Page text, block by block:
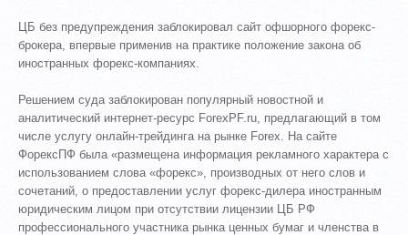
ЦБ без предупреждения заблокировал сайт офшорного форекс-
брокера, впервые применив на практике положение закона об
иностранных форекс-компаниях.
Решением суда заблокирован популярный новостной и
аналитический интернет-ресурс ForexPF.ru, предлагающий в том
числе услугу онлайн-трейдинга на рынке Forex. На сайте
ФорексПФ была «размещена информация рекламного характера с
использованием слова «форекс», производных от него слов и
сочетаний, о предоставлении услуг форекс-дилера иностранным
юридическим лицом при отсутствии лицензии ЦБ РФ
профессионального участника рынка ценных бумаг и членства в